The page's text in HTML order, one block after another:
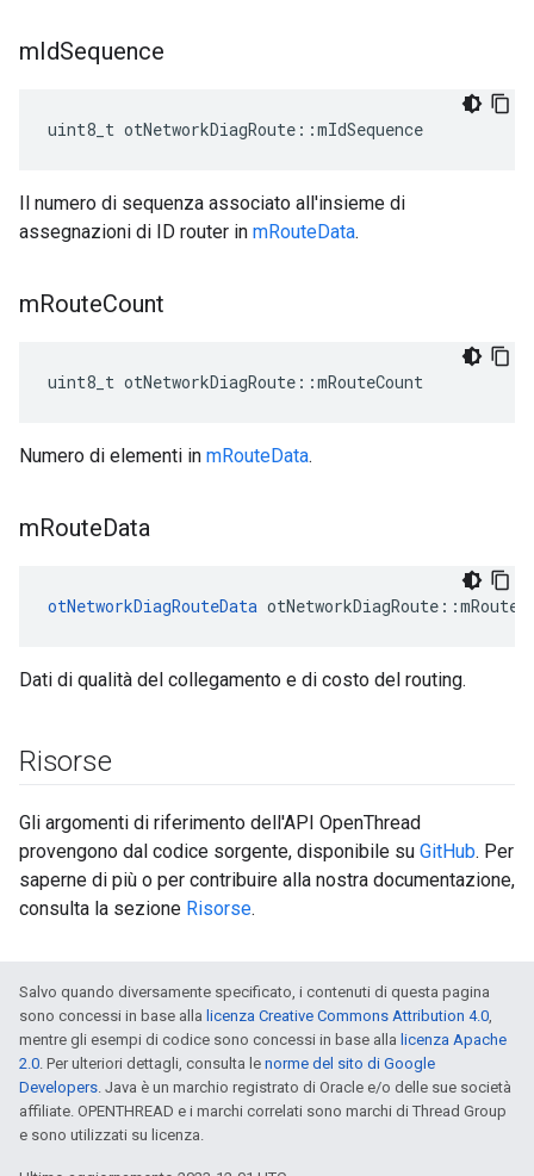
mIdSequence
uint8_t otNetworkDiagRoute ::mIdSequence
Il numero di sequenza associato all'insieme di
assegnazioni di ID router in mRouteData.
mRouteCount
uint8_t otNetworkDiagRoute ::mRouteCount
Numero di elementi in mRouteData.
mRouteData
otNetworkDiagRouteData otNetworkDiagRoute ::
Dati di qualità del collegamento e di costo del routing.
Risorse
Gli argomenti di riferimento dell'API OpenThread
provengono dal codice sorgente, disponibile su GitHub. Per
saperne di più o per contribuire alla nostra documentazione,
consulta la sezione Risorse.
Salvo quando diversamente specificato, i contenuti di questa pagina
sono concessi in base alla licenza Creative Commons Attribution 4.0,
mentre gli esempi di codice sono concessi in base alla licenza Apache
2.0. Per ulteriori dettagli, consulta le norme del sito di Google
Developers. Java è un marchio registrato di Oracle e/o delle sue società
affiliate. OPENTHREAD e i marchi correlati sono marchi di Thread Group
e sono utilizzati su licenza.